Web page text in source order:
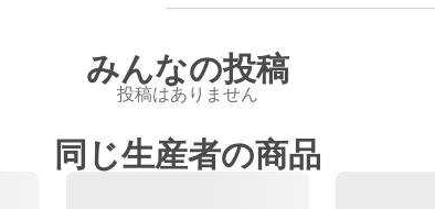
みんなの投稿
投稿はありません
同じ生産者の商品